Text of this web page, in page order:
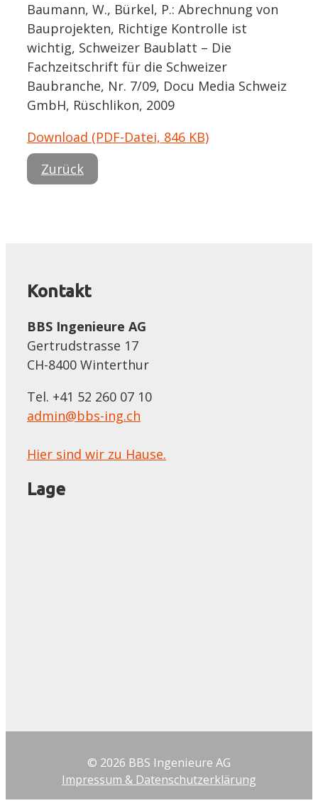
Baumann, W., Bürkel, P.: Abrechnung von
Bauprojekten, Richtige Kontrolle ist
wichtig, Schweizer Baublatt – Die
Fachzeitschrift für die Schweizer
Baubranche, Nr. 7/09, Docu Media Schweiz
GmbH, Rüschlikon, 2009
Download (PDF-Datei, 846 KB)
Zurück
Kontakt
BBS Ingenieure AG
Gertrudstrasse 17
CH-8400 Winterthur
Tel. +41 52 260 07 10
admin@bbs-ing.ch
Hier sind wir zu Hause.
Lage
© 2026 BBS Ingenieure AG
Impressum & Datenschutzerklärung